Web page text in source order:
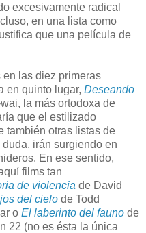
excesivamente radical
en una lista como
que una película de
las diez primeras
en quinto lugar, Deseando
la más ortodoxa de
que el estilizado
también otras listas de
irán surgiendo en
En ese sentido,
films tan
de violencia de David
del cielo de Todd
o El laberinto del fauno de
22 (no es ésta la única